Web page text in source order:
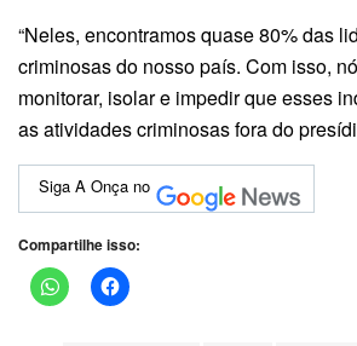
“Neles, encontramos quase 80% das
criminosas do nosso país. Com isso,
monitorar, isolar e impedir que esses
as atividades criminosas fora do
Siga A Onça no
Compartilhe isso: